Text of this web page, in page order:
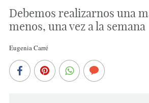
Debemos realizarnos una
menos, una vez a la semana
Eugenia Carré